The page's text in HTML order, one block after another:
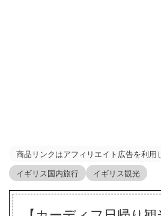
商品リンクはアフィリエイト広告を利用
イギリス国内旅行
イギリス観光